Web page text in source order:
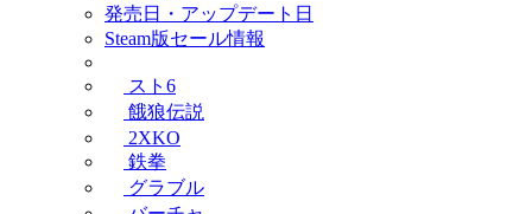
発売日・アップデート日
Steam版セール情報
スト6
餓狼伝説
2XKO
鉄拳
グラブル